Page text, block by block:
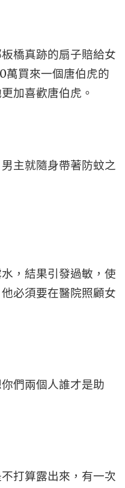
橋真跡的扇子賠給女
萬買來一個唐伯虎的
加喜歡唐伯虎。
主就隨身帶著防蚊之
，結果引發過敏，使
必須要在醫院照顧女
們兩個人誰才是助
打算露出來，有一次